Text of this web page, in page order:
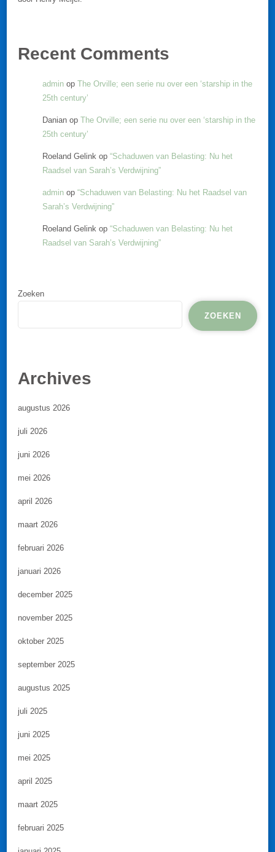
Recent Comments
admin op The Orville; een serie nu over een ‘starship in the
25th century’
Danian op The Orville; een serie nu over een ‘starship in the
25th century’
Roeland Gelink op “Schaduwen van Belasting: Nu het
Raadsel van Sarah’s Verdwijning”
admin op “Schaduwen van Belasting: Nu het Raadsel van
Sarah’s Verdwijning”
Roeland Gelink op “Schaduwen van Belasting: Nu het
Raadsel van Sarah’s Verdwijning”
Zoeken
ZOEKEN
Archives
augustus 2026
juli 2026
juni 2026
mei 2026
april 2026
maart 2026
februari 2026
januari 2026
december 2025
november 2025
oktober 2025
september 2025
augustus 2025
juli 2025
juni 2025
mei 2025
april 2025
maart 2025
februari 2025